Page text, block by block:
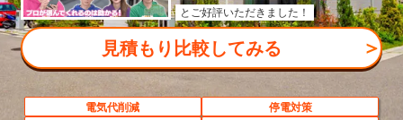
とご好評いただきました！
見積もり比較してみる ＞
電気代削減
停電対策